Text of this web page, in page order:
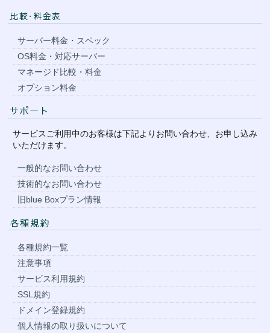
サーバー料金・スペック
OS料金・対応サーバー
マネージド比較・料金
オプション料金
サービスご利用中のお客様は下記よりお問い合わせ、お申し込み
いただけます。
一般的なお問い合わせ
技術的なお問い合わせ
旧blue Boxプラン情報
各種規約一覧
注意事項
サービス利用規約
SSL規約
ドメイン登録規約
個人情報の取り扱いについて